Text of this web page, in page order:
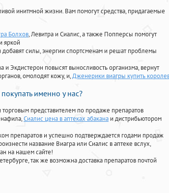
инитмной жизни. Вам помогут средства, придагаемые
Болхов, Левитра и Сиалис, а также Попперсы помогут
яркой
силы, энергии спортсменам и решат проблемы
Экдистерон повысят выносливость организма, вернут
омолодят кожу, и,Дженерики виагры купить
именно у нас?
представителем по продаже препаратов
,Сиалис цена в аптеках абакана и дистрибьютором
препаратов и успешно подтверждается годами продаж
название Виагра или Сиалис в аптеке вслух,
на нашем сайте!
так же возможна доставка препаратов почтой